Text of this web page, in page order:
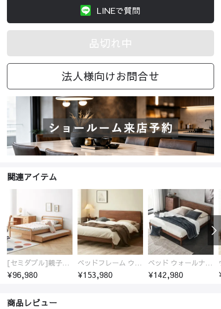
LINEで質問
品切れ中
法人様向けお問合せ
関連アイテム
[セミダブル]親子ベッド 木製 ブナ材 無垢材100%
¥96,980
ベッドフレーム ウォールナット無垢材 高品質塗装
¥153,980
ベッド ウォールナットフレーム 通気性 ベッドフレーム すのこ ベッド 木製 ダブル おしゃれ 150*200cm 180*200cm スノコベッド
¥142,980
商品レビュー